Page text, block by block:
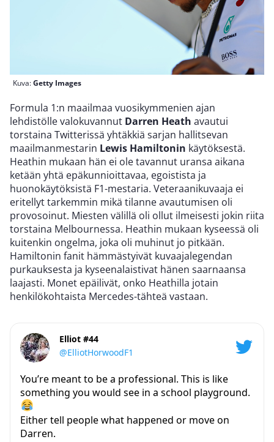
Kuva:Getty Images
Formula 1:n maailmaa vuosikymmenien ajan
lehdistölle valokuvannut Darren Heath avautui
torstaina Twitterissä yhtäkkiä sarjan hallitsevan
maailmanmestarin Lewis Hamiltonin käytöksestä.
Heathin mukaan hän ei ole tavannut uransa aikana
ketään yhtä epäkunnioittavaa, egoistista ja
huonokäytöksistä F1-mestaria. Veteraanikuvaaja ei
eritellyt tarkemmin mikä tilanne avautumisen oli
provosoinut. Miesten välillä oli ollut ilmeisesti jokin riita
torstaina Melbournessa. Heathin mukaan kyseessä oli
kuitenkin ongelma, joka oli muhinut jo pitkään.
Hamiltonin fanit hämmästyivät kuvaajalegendan
purkauksesta ja kyseenalaistivat hänen saarnaansa
laajasti. Monet epäilivät, onko Heathilla jotain
henkilökohtaista Mercedes-tähteä vastaan.
Elliot #44
@ElliotHorwoodF1
You’re meant to be a professional. This is like
something you would see in a school playground.
Either tell people what happened or move on
Darren.